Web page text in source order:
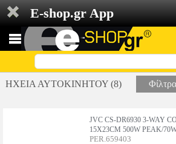
E-shop.gr App
ΗΧΕΙΑ ΑΥΤΟΚΙΝΗΤΟΥ (8)
JVC CS-DR6930 3-WAY
15X23CM 500W PEAK/
PER.659403